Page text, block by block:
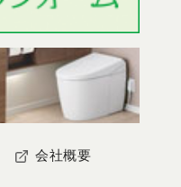
会社概要